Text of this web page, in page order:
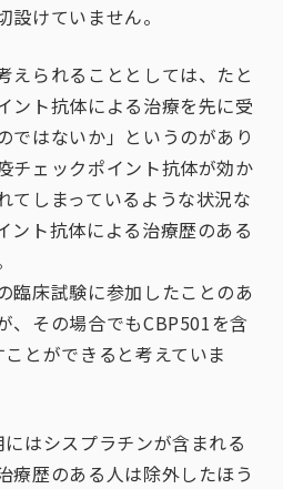
けていません。
えられることとしては、たと
ント抗体による治療を先に受
ではないか」というのがあり
チェックポイント抗体が効か
てしまっているような状況な
ント抗体による治療歴のある
臨床試験に参加したことのあ
、その場合でもCBP501を含
とができると考えていま
はシスプラチンが含まれる
療歴のある人は除外したほう